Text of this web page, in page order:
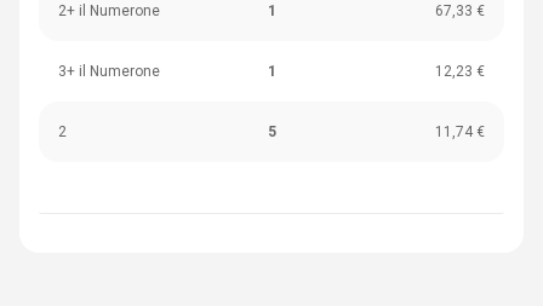
2+ il Numerone 1 67,33 €
3+ il Numerone 1 12,23 €
2 5 11,74 €